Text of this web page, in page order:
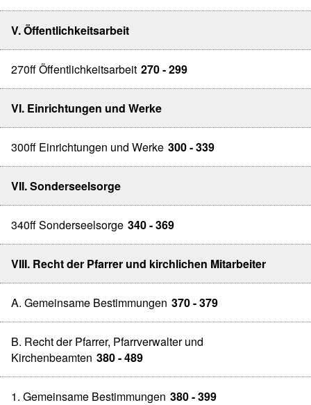
V. Öffentlichkeitsarbeit
270ff Öffentlichkeitsarbeit 270 - 299
VI. Einrichtungen und Werke
300ff Einrichtungen und Werke 300 - 339
VII. Sonderseelsorge
340ff Sonderseelsorge 340 - 369
VIII. Recht der Pfarrer und kirchlichen Mitarbeiter
A. Gemeinsame Bestimmungen 370 - 379
B. Recht der Pfarrer, Pfarrverwalter und
Kirchenbeamten 380 - 489
1. Gemeinsame Bestimmungen 380 - 399